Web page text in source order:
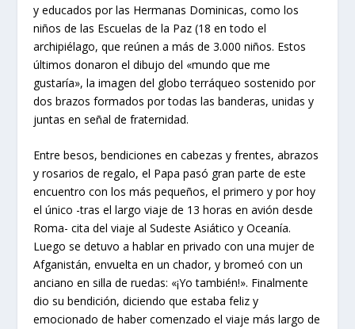
y educados por las Hermanas Dominicas, como los
niños de las Escuelas de la Paz (18 en todo el
archipiélago, que reúnen a más de 3.000 niños. Estos
últimos donaron el dibujo del «mundo que me
gustaría», la imagen del globo terráqueo sostenido por
dos brazos formados por todas las banderas, unidas y
juntas en señal de fraternidad.
Entre besos, bendiciones en cabezas y frentes, abrazos
y rosarios de regalo, el Papa pasó gran parte de este
encuentro con los más pequeños, el primero y por hoy
el único -tras el largo viaje de 13 horas en avión desde
Roma- cita del viaje al Sudeste Asiático y Oceanía.
Luego se detuvo a hablar en privado con una mujer de
Afganistán, envuelta en un chador, y bromeó con un
anciano en silla de ruedas: «¡Yo también!». Finalmente
dio su bendición, diciendo que estaba feliz y
emocionado de haber comenzado el viaje más largo de